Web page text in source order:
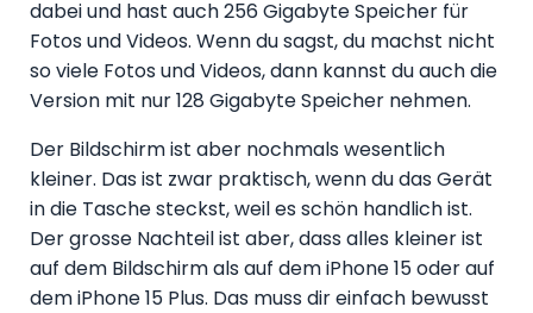
dabei und hast auch 256 Gigabyte Speicher für
Fotos und Videos. Wenn du sagst, du machst nicht
so viele Fotos und Videos, dann kannst du auch die
Version mit nur 128 Gigabyte Speicher nehmen.
Der Bildschirm ist aber nochmals wesentlich
kleiner. Das ist zwar praktisch, wenn du das Gerät
in die Tasche steckst, weil es schön handlich ist.
Der grosse Nachteil ist aber, dass alles kleiner ist
auf dem Bildschirm als auf dem iPhone 15 oder auf
dem iPhone 15 Plus. Das muss dir einfach bewusst